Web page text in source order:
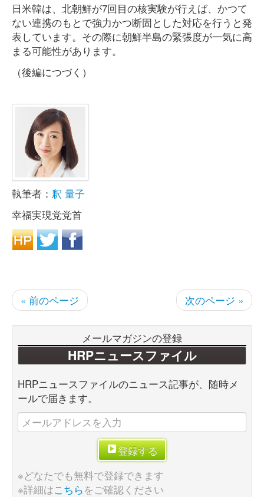
日米韓は、北朝鮮が7回目の核実験が行えば、かつて
ない連携のもとで強力かつ断固とした対応を行うと発
表しています。その際に朝鮮半島の緊張度が一気に高
まる可能性があります。
（後編につづく）
執筆者： 釈 量子
幸福実現党党首
« 前のページ 次のページ »
メールマガジンの登録
HRPニュースファイル
HRPニュースファイルのニュース記事が、随時メ
ールで届きます。
登録する
※どなたでも無料で登録できます
※詳細はこちらをご確認ください